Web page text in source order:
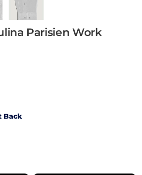
Parisien Work
Back